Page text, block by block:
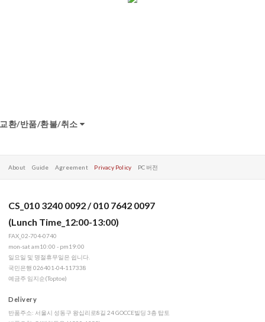
교환/반품/환불/취소
About Guide Agreement Privacy Policy PC 버전
CS_010 3240 0092 / 010 7642 0097
(Lunch Time_12:00-13:00)
FAX_02-704-0740
mon-sat am10:00 - pm19:00
일요일 및 명절휴무일은 쉽니다.
국민은행 026401-04-117338
예금주 임지순(Toptoe)
Delivery
반품주소: 서울시 성동구 왕십리로8길 24 GOCCE빌딩 3층 탑토